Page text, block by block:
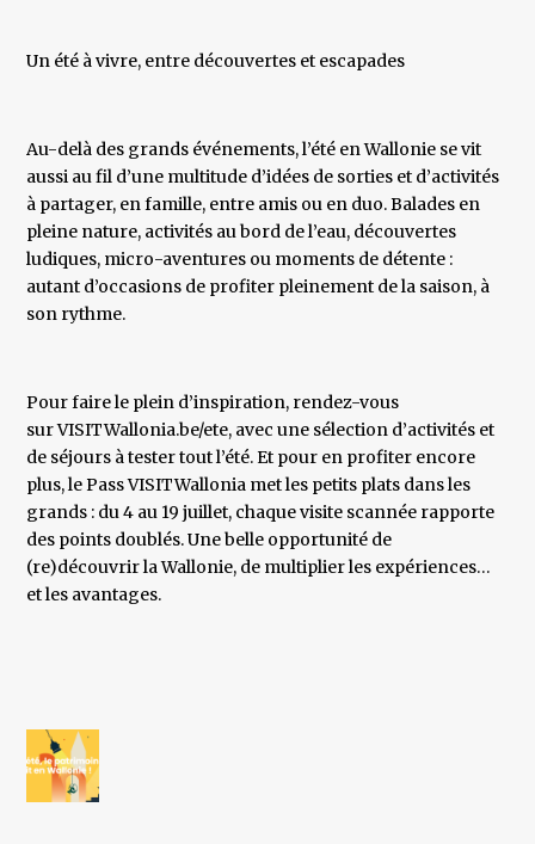
Un été à vivre, entre découvertes et escapades
Au-delà des grands événements, l’été en Wallonie se vit
aussi au fil d’une multitude d’idées de sorties et d’activités
à partager, en famille, entre amis ou en duo. Balades en
pleine nature, activités au bord de l’eau, découvertes
ludiques, micro-aventures ou moments de détente :
autant d’occasions de profiter pleinement de la saison, à
son rythme.
Pour faire le plein d’inspiration, rendez-vous
sur VISITWallonia.be/ete, avec une sélection d’activités et
de séjours à tester tout l’été. Et pour en profiter encore
plus, le Pass VISITWallonia met les petits plats dans les
grands : du 4 au 19 juillet, chaque visite scannée rapporte
des points doublés. Une belle opportunité de
(re)découvrir la Wallonie, de multiplier les expériences…
et les avantages.